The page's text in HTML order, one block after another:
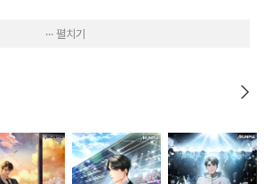
··· 펼치기